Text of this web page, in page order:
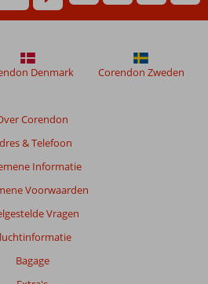
Corendon
& Telefoon
Informatie
Voorwaarden
Vragen
Bagage
Denmark Corendon Zweden